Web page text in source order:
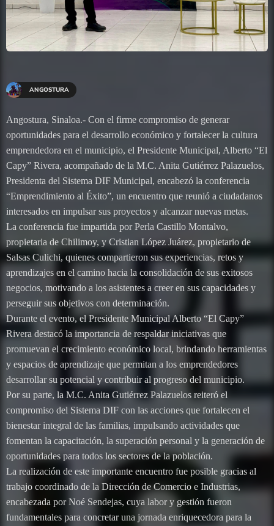
ANGOSTURA
Angostura, Sinaloa.- Con el firme compromiso de generar
oportunidades para el desarrollo económico y fortalecer la cultura
emprendedora en el municipio, el Presidente Municipal, Alberto “El
Capy” Rivera, acompañado de la M.C. Anita Gutiérrez Palazuelos,
Presidenta del Sistema DIF Municipal, encabezó la conferencia
“Emprendimiento al Éxito”, un encuentro que reunió a ciudadanos
interesados en impulsar sus proyectos y alcanzar nuevas metas.
La conferencia fue impartida por Perla Castillo Montalvo,
propietaria de Chilimoy, y Cristian López Juárez, propietario de
Salsas Culichi, quienes compartieron sus experiencias, retos y
aprendizajes en el camino hacia la consolidación de sus exitosos
negocios, motivando a los asistentes a creer en sus capacidades y
perseguir sus objetivos con determinación.
Durante el evento, el Presidente Municipal Alberto “El Capy”
Rivera destacó la importancia de respaldar iniciativas que
promuevan el crecimiento económico local, brindando herramientas
y espacios de aprendizaje que permitan a los emprendedores
desarrollar su potencial y contribuir al progreso del municipio.
Por su parte, la M.C. Anita Gutiérrez Palazuelos reiteró el
compromiso del Sistema DIF con las acciones que fortalecen el
bienestar integral de las familias, impulsando actividades que
fomentan la capacitación, la superación personal y la generación de
oportunidades para todos los sectores de la población.
La realización de este importante encuentro fue posible gracias al
trabajo coordinado de la Dirección de Comercio e Industrias,
encabezada por Noé Sendejas, cuya labor y gestión fueron
fundamentales para concretar una jornada enriquecedora para la